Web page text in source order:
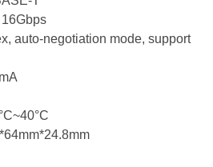
auto-negotiation mode, support